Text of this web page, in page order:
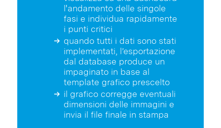
l'andamento delle singole
fasi e individua rapidamente
i punti critici
quando tutti i dati sono stati
implementati, l’esportazione
dal database produce un
impaginato in base al
template grafico prescelto
il grafico corregge eventuali
dimensioni delle immagini e
invia il file finale in stampa